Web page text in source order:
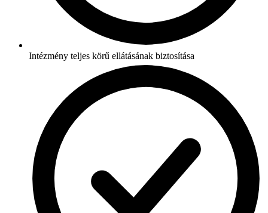
Intézmény teljes körű ellátásának biztosítása